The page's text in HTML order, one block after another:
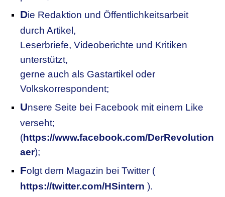
Die Redaktion und Öffentlichkeitsarbeit
durch Artikel,
Leserbriefe, Videoberichte und Kritiken
unterstützt,
gerne auch als Gastartikel oder
Volkskorrespondent;
Unsere Seite bei Facebook mit einem Like
verseht;
(https://www.facebook.com/DerRevolution
aer);
Folgt dem Magazin bei Twitter (
https://twitter.com/HSintern ).